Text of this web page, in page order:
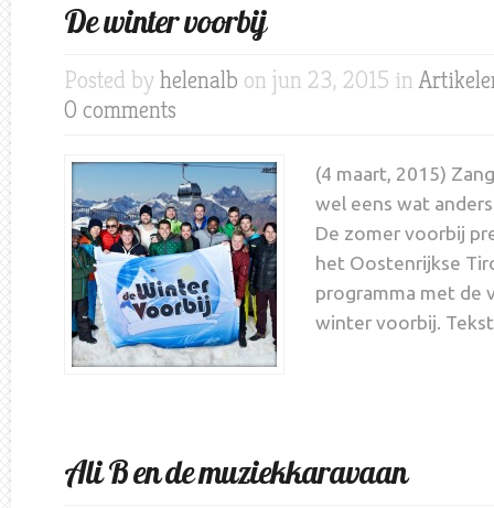
De winter voorbij
Posted by helenalb on jun 23, 2015 in
0 comments
(4 maart, 2015)
wel eens wat
De zomer voorbij
het Oostenrijkse
programma met de
winter voorbij.
Ali B en de muziekkaravaan